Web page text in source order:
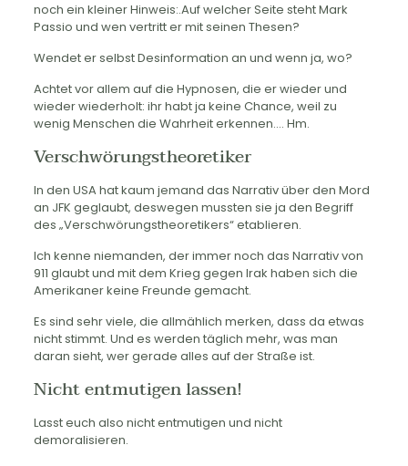
noch ein kleiner Hinweis:.Auf welcher Seite steht Mark
Passio und wen vertritt er mit seinen Thesen?
Wendet er selbst Desinformation an und wenn ja, wo?
Achtet vor allem auf die Hypnosen, die er wieder und
wieder wiederholt: ihr habt ja keine Chance, weil zu
wenig Menschen die Wahrheit erkennen…. Hm.
Verschwörungstheoretiker
In den USA hat kaum jemand das Narrativ über den Mord
an JFK geglaubt, deswegen mussten sie ja den Begriff
des „Verschwörungstheoretikers“ etablieren.
Ich kenne niemanden, der immer noch das Narrativ von
911 glaubt und mit dem Krieg gegen Irak haben sich die
Amerikaner keine Freunde gemacht.
Es sind sehr viele, die allmählich merken, dass da etwas
nicht stimmt. Und es werden täglich mehr, was man
daran sieht, wer gerade alles auf der Straße ist.
Nicht entmutigen lassen!
Lasst euch also nicht entmutigen und nicht
demoralisieren.